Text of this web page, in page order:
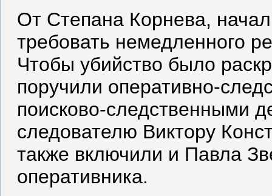
От Степана Корнева,
требовать немедленного
Чтобы убийство было
поручили оперативно-
поисково-следственными
следователю Виктору
также включили и Павла
оперативника.